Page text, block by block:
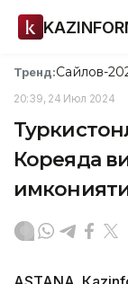
Тренд:Сайлов-
20:39, 24 Июл 2024
Кореяда